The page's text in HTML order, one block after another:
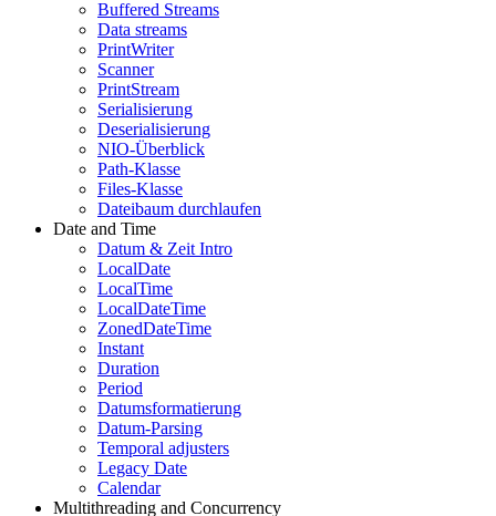
Buffered Streams
Data streams
PrintWriter
Scanner
PrintStream
Serialisierung
Deserialisierung
NIO-Überblick
Path-Klasse
Files-Klasse
Dateibaum durchlaufen
Date and Time
Datum & Zeit Intro
LocalDate
LocalTime
LocalDateTime
ZonedDateTime
Instant
Duration
Period
Datumsformatierung
Datum-Parsing
Temporal adjusters
Legacy Date
Calendar
Multithreading and Concurrency